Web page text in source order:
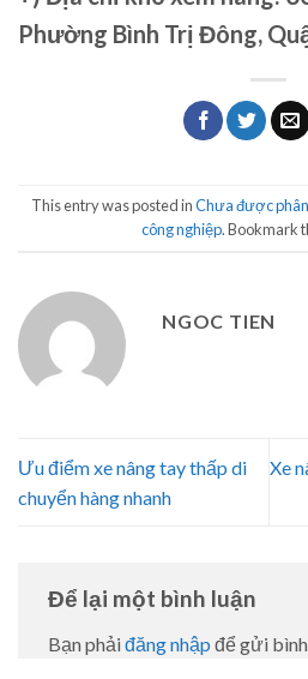
Phường Bình Trị Đông,
This entry was posted inChưa được
công nghiệp. Bookmark
NGOC TIEN
Ưu điểm xe nâng tay thấp di
chuyển hàng nhanh
Xe
Để lại một bình luận
Bạn phải đăng nhập để gửi